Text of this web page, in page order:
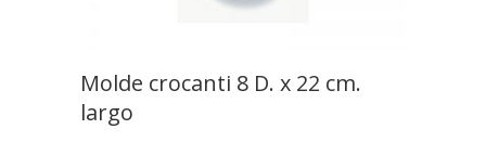
Molde crocanti 8 D. x 22 cm.
largo